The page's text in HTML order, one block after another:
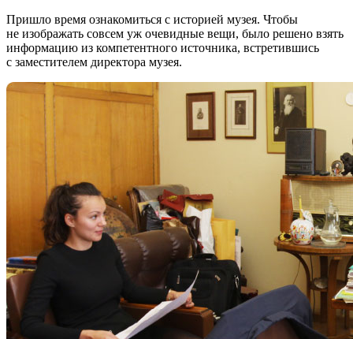
Пришло время ознакомиться с историей музея. Чтобы
не изображать совсем уж очевидные вещи, было решено взять
информацию из компетентного источника, встретившись
с заместителем директора музея.